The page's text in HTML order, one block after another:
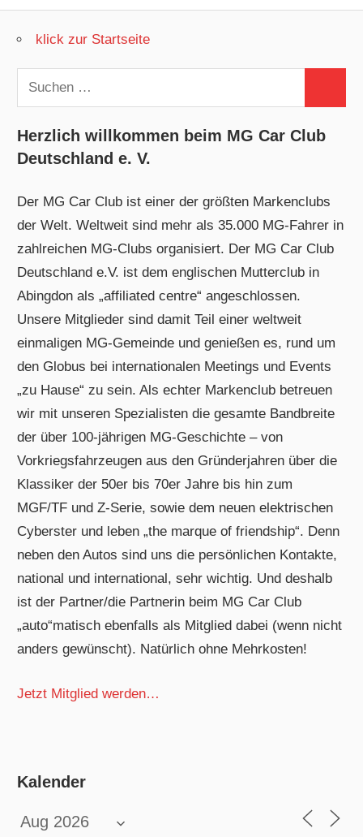
klick zur Startseite
Suchen
nach:
Herzlich willkommen beim MG Car Club
Deutschland e. V.
Der MG Car Club ist einer der größten Markenclubs
der Welt. Weltweit sind mehr als 35.000 MG-Fahrer in
zahlreichen MG-Clubs organisiert. Der MG Car Club
Deutschland e.V. ist dem englischen Mutterclub in
Abingdon als „affiliated centre“ angeschlossen.
Unsere Mitglieder sind damit Teil einer weltweit
einmaligen MG-Gemeinde und genießen es, rund um
den Globus bei internationalen Meetings und Events
„zu Hause“ zu sein. Als echter Markenclub betreuen
wir mit unseren Spezialisten die gesamte Bandbreite
der über 100-jährigen MG-Geschichte – von
Vorkriegsfahrzeugen aus den Gründerjahren über die
Klassiker der 50er bis 70er Jahre bis hin zum
MGF/TF und Z-Serie, sowie dem neuen elektrischen
Cyberster und leben „the marque of friendship“. Denn
neben den Autos sind uns die persönlichen Kontakte,
national und international, sehr wichtig. Und deshalb
ist der Partner/die Partnerin beim MG Car Club
„auto“matisch ebenfalls als Mitglied dabei (wenn nicht
anders gewünscht). Natürlich ohne Mehrkosten!
Jetzt Mitglied werden…
Kalender